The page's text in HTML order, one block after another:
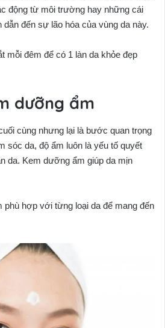
động từ môi trường hay những cái
dẫn đến sự lão hóa của vùng da này.
mỗi đêm để có 1 làn da khỏe đẹp
dưỡng ẩm
cùng nhưng lại là bước quan trọng
sóc da, độ ẩm luôn là yếu tố quyết
da. Kem dưỡng ẩm giúp da mịn
hợp với từng loại da để mang đến